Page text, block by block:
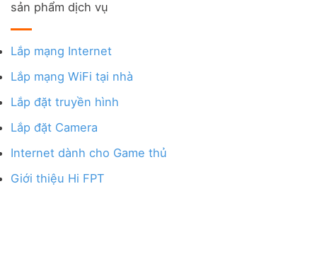
sản phẩm dịch vụ
Lắp mạng Internet
Lắp mạng WiFi tại nhà
Lắp đặt truyền hình
Lắp đặt Camera
Internet dành cho Game thủ
Giới thiệu Hi FPT